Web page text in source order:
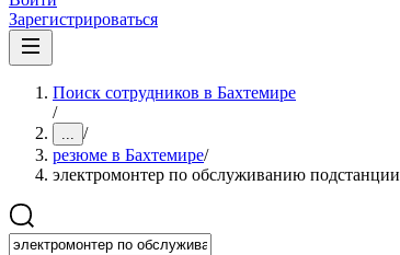
Зарегистрироваться
Поиск сотрудников в Бахтемире
/
... /
резюме в Бахтемире/
электромонтер по обслуживанию подстанции